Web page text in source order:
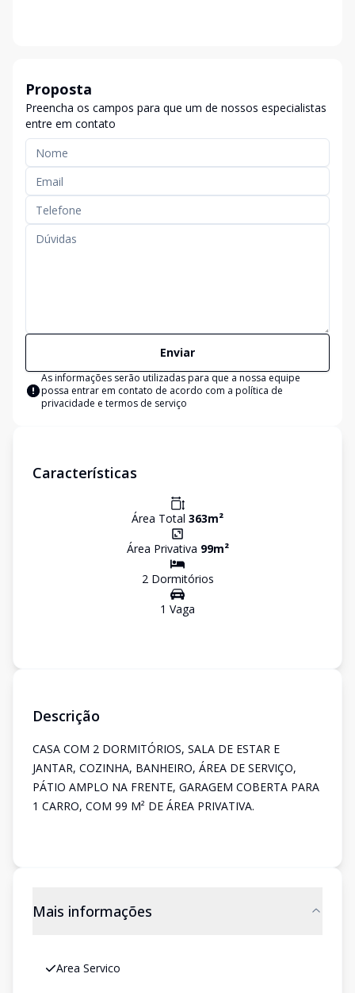
Proposta
Preencha os campos para que um de nossos especialistas
entre em contato
Enviar
As informações serão utilizadas para que a nossa equipe
possa entrar em contato de acordo com a política de
privacidade e termos de serviço
Características
Área Total 363m²
Área Privativa 99m²
2Dormitórios
1 Vaga
Descrição
CASA COM 2 DORMITÓRIOS, SALA DE ESTAR E
JANTAR, COZINHA, BANHEIRO, ÁREA DE SERVIÇO,
PÁTIO AMPLO NA FRENTE, GARAGEM COBERTA PARA
1 CARRO, COM 99 M² DE ÁREA PRIVATIVA.
Mais informações
Area Servico